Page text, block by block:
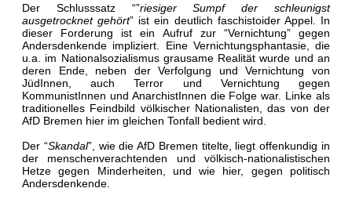
Der Schlusssatz “”riesiger Sumpf der schleunigst
ausgetrocknet gehört” ist ein deutlich faschistoider Appel. In
dieser Forderung ist ein Aufruf zur “Vernichtung” gegen
Andersdenkende impliziert. Eine Vernichtungsphantasie, die
u.a. im Nationalsozialismus grausame Realität wurde und an
deren Ende, neben der Verfolgung und Vernichtung von
JüdInnen, auch Terror und Vernichtung gegen
KommunistInnen und AnarchistInnen die Folge war. Linke als
traditionelles Feindbild völkischer Nationalisten, das von der
AfD Bremen hier im gleichen Tonfall bedient wird.
Der “Skandal”, wie die AfD Bremen titelte, liegt offenkundig in
der menschenverachtenden und völkisch-nationalistischen
Hetze gegen Minderheiten, und wie hier, gegen politisch
Andersdenkende.